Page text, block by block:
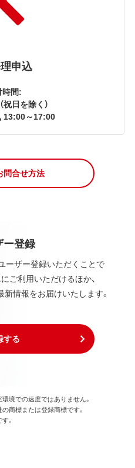
申込
時間:
祝日を除く）
13:00～17:00
問合せ方法
ー登録
ーザー登録いただくことで
ご利用いただけるほか、
情報をお届けいたします。
する
境での速度ではありません。
商標または登録商標です。
。